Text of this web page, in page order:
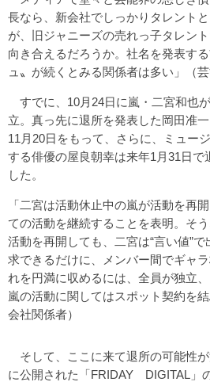
長なら、新会社でしっかりタレント
が、旧ジャニーズの売れっ子タレン
向き合えるだろうか。社名を発表す
ュ〟が続くとみる関係者は多い」（芸
すでに、10月24日に嵐・二宮和也
立。真っ先に退所を発表した岡田准
11月20日をもって、さらに、ミュー
する俳優の屋良朝幸は来年1月31日で
した。
「二宮は活動休止中の嵐が活動を再
ての活動を継続することを表明。そ
活動を再開しても、二宮は“言い値”
求できるだけに、メンバー間でギャ
れを円満に収めるには、全員が独立
嵐の活動に関してはスポット契約を
会社関係者）
そして、ここに来て退所の可能性
に公開された「FRIDAY DIGITAL」